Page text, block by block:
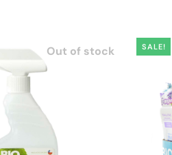
Out of stock SALE!